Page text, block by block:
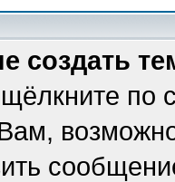
создать
по